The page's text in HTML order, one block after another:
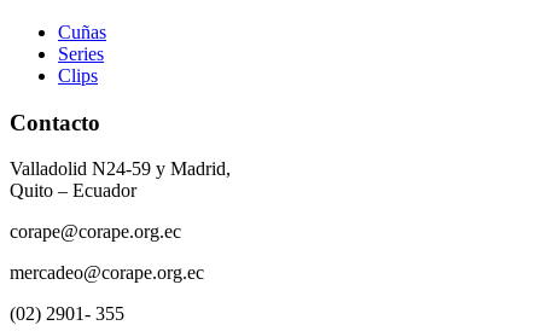
Cuñas
Series
Clips
Contacto
Valladolid N24-59 y Madrid,
Quito – Ecuador
corape@corape.org.ec
mercadeo@corape.org.ec
(02) 2901- 355